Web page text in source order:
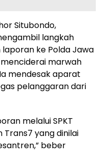
Situbondo,
langkah
ke Polda Jawa
marwah
mendesak aparat
pelanggaran dari
melalui SPKT
yang dinilai
beber